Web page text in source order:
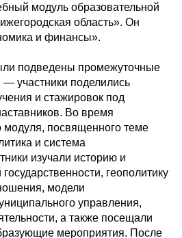
модуль образовательной
область». Он
и финансы».
подведены промежуточные
— участники поделились
и стажировок под
Во время
модуля, посвященного теме
и система
изучали историю и
геополитику
модели
управления,
а также посещали
мероприятия. После